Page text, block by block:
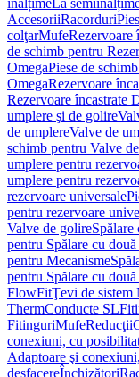
înălțimeLa
AccesoriiRacorduri
colţarMufeRezervoare
de schimb pentru
OmegaPiese de
OmegaRezervoare
Rezervoare încastrate
umplere şi de golire
de umplereValve de
schimb pentru Valve
umplere pentru
umplere pentru
rezervoare universale
pentru rezervoare
Valve de golireSpălare
pentru Spălare cu
pentru Mecanisme
pentru Spălare cu
FlowFitŢevi de sistem
ThermConducte SL
FitinguriMufeReducţii
conexiuni, cu
Adaptoare şi
desfacereÎnchizători